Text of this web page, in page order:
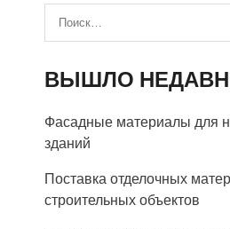
ВЫШЛО
Фасадные материалы для
зданий
Поставка отделочных
строительных объектов